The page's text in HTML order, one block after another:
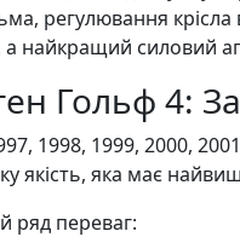
регулювання
найкращий силовий
Гольф 4:
1998, 1999, 2000,
якість, яка має
ряд переваг: